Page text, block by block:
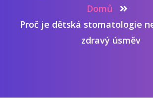
Domů
Proč je dětská stomatologie
zdravý úsměv